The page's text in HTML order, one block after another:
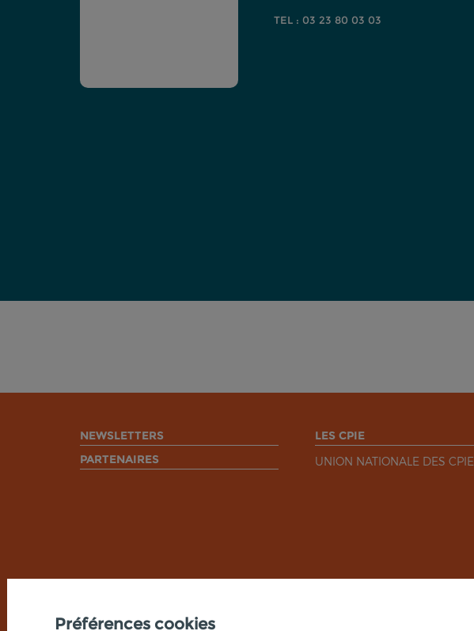
TEL : 03 23 80 03 03
NEWSLETTERS
PARTENAIRES
LES CPIE
UNION NATIONALE DES CPIE
Préférences cookies